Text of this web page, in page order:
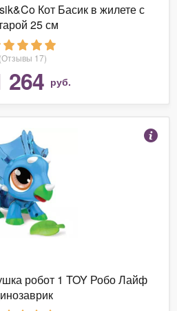
Кот Басик в жилете с
25 см
(Отзывы 17)
264 руб.
робот 1 TOY Робо Лайф